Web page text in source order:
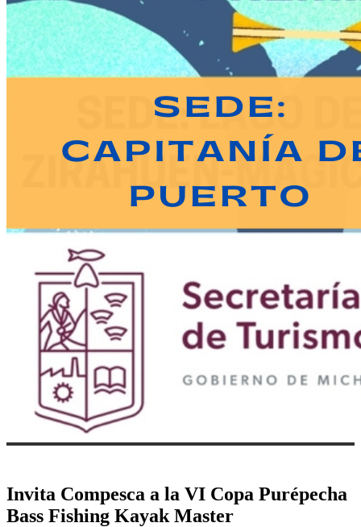
Invita Compesca a la VI Copa Purépecha
Bass Fishing Kayak Master